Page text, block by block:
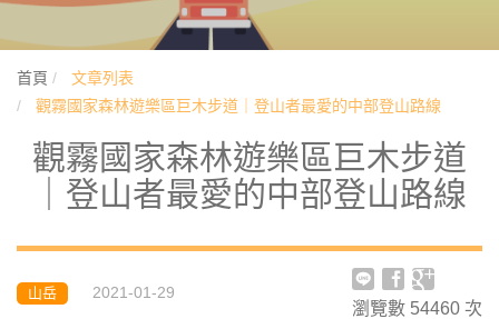
首頁
文章列表
觀霧國家森林遊樂區巨木步道｜登山者最愛的中部登山路線
觀霧國家森林遊樂區巨木步道
｜登山者最愛的中部登山路線
山岳 2021-01-29
瀏覽數 54460 次